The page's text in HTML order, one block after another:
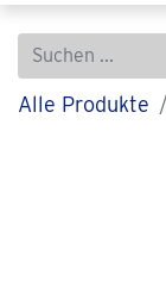
Alle Produkte